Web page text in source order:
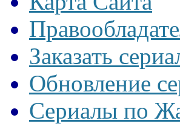
Заказать
Обновление
Сериалы по